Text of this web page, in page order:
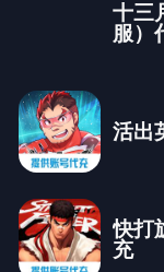
十三
服）
活出
快打
充